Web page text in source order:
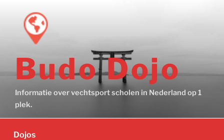
Budo Dojo
Informatie over vechtsport scholen in Nederland op 1
plek.
Dojos